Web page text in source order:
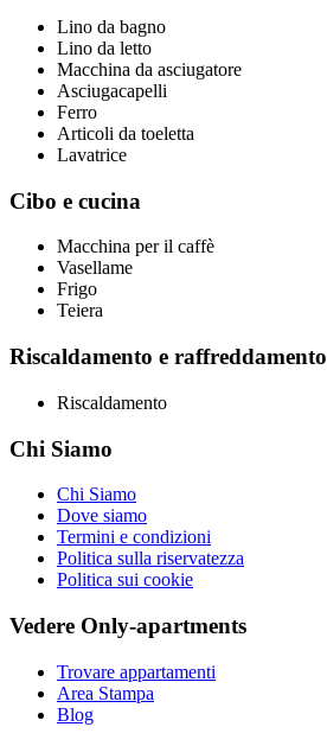
Lino da bagno
Lino da letto
Macchina da asciugatore
Asciugacapelli
Ferro
Articoli da toeletta
Lavatrice
Cibo e cucina
Macchina per il caffè
Vasellame
Frigo
Teiera
Riscaldamento e raffreddamento
Riscaldamento
Chi Siamo
Chi Siamo
Dove siamo
Termini e condizioni
Politica sulla riservatezza
Politica sui cookie
Vedere Only-apartments
Trovare appartamenti
Area Stampa
Blog